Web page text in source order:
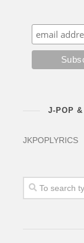
J-POP &
JKPOPLYRICS